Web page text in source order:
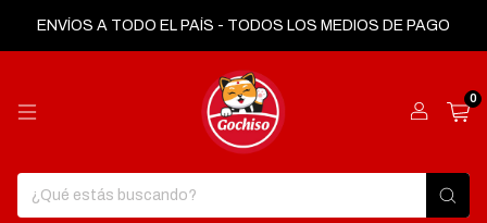
ENVÍOS A TODO EL PAÍS - TODOS LOS MEDIOS DE PAGO
0